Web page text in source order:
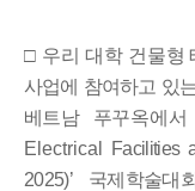
□ 우리 대학 건물형
사업에 참여하고 있
베트남
푸꾸옥에
Electrical
Facilities
2025)’ 국제학술대회